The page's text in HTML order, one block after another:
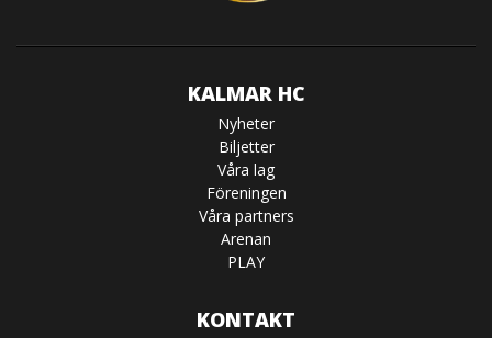
KALMAR HC
Nyheter
Biljetter
Våra lag
Föreningen
Våra partners
Arenan
PLAY
KONTAKT